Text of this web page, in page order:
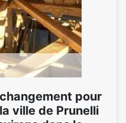
pour
ville de Prunelli